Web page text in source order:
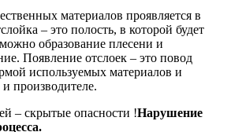
материалов проявляется в
– это полость, в которой будет
образование плесени и
Появление отслоек – это повод
используемых материалов и
производителе.
Нарушение